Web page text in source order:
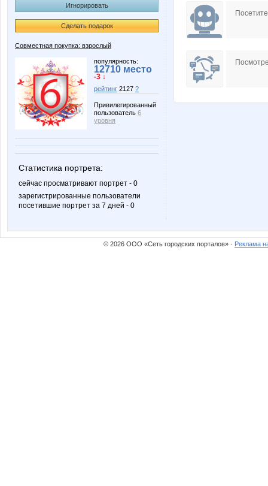
Игнорировать
Сделать подарок
Совместная покупка: взрослый
популярность:
12710 место
-3 ↓
рейтинг 2127 ?
Привилегированный
пользователь 6
уровня
Статистика портрета:
сейчас просматривают портрет - 0
зарегистрированные пользователи
посетившие портрет за 7 дней - 0
Biyani
IrenM
© 2026 ООО «Сеть городских порталов» · Реклама